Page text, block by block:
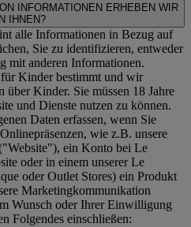
INFORMATIONEN ERHEBEN WIR
IHNEN?
alle Informationen in Bezug auf
Sie zu identifizieren, entweder
mit anderen Informationen.
Kinder bestimmt und wir
über Kinder. Sie müssen 18 Jahre
und Dienste nutzen zu können.
Daten erfassen, wenn Sie
wie z.B. unsere
Website"), ein Konto bei Le
oder in einem unserer Le
oder Outlet Stores) ein Produkt
Marketingkommunikation
Wunsch oder Ihrer Einwilligung
Folgendes einschließen: